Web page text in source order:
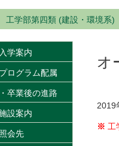
工学部第四類 (建設・環境系)
オ
2019
※ 工
学案内
ログラム配属
卒業後の進路
設案内
会先